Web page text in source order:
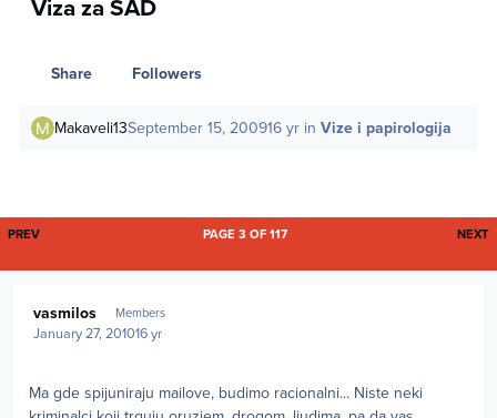
Viza za SAD
Share Followers
Makaveli13September 15, 200916 yr inVize i papirologija
FIRST PAGE
PREV NEXT
PAGE 3 OF 117
vasmilos Members
January 27, 201016 yr
Ma gde spijuniraju mailove, budimo racionalni... Niste neki